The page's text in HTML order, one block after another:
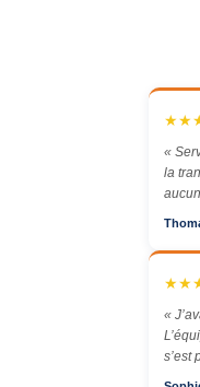
«
la
«
s’est